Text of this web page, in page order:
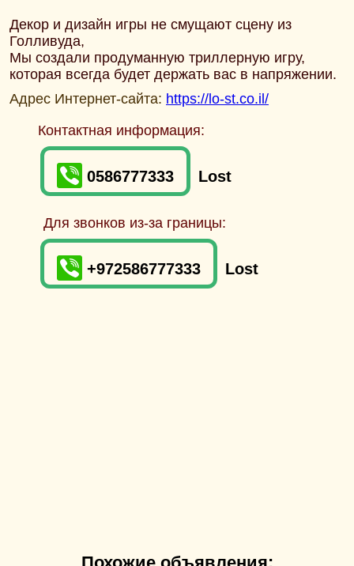
Декор и дизайн игры не смущают сцену из
Голливуда,
Мы создали продуманную триллерную игру,
которая всегда будет держать вас в напряжении.
Адрес Интернет-сайта: https://lo-st.co.il/
Контактная информация:
0586777333 Lost
Для звонков из-за границы:
+972586777333 Lost